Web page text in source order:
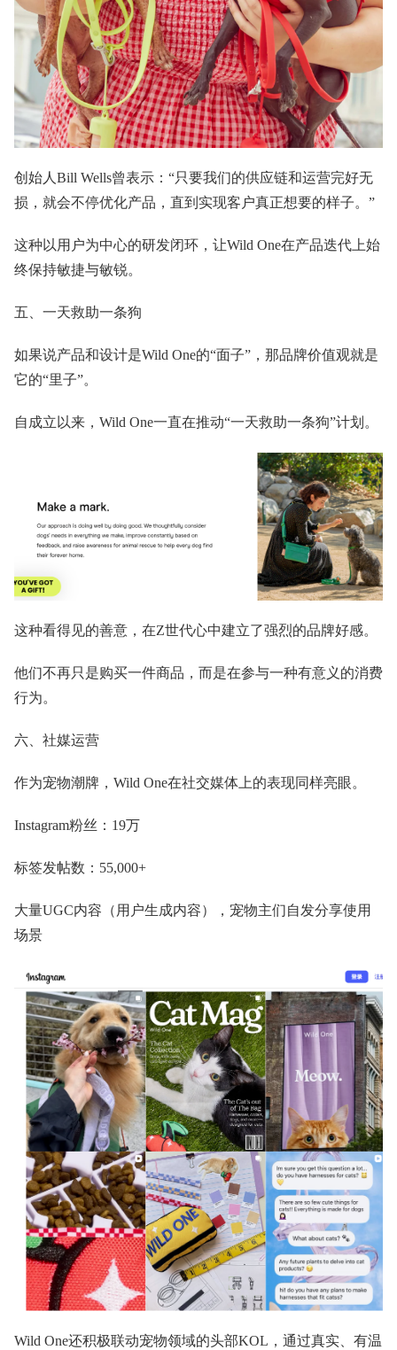
创始人Bill Wells曾表示：“只要我们的供应链和运营完好无
损，就会不停优化产品，直到实现客户真正想要的样子。”
这种以用户为中心的研发闭环，让Wild One在产品迭代上始
终保持敏捷与敏锐。
五、一天救助一条狗
如果说产品和设计是Wild One的“面子”，那品牌价值观就是
它的“里子”。
自成立以来，Wild One一直在推动“一天救助一条狗”计划。
这种看得见的善意，在Z世代心中建立了强烈的品牌好感。
他们不再只是购买一件商品，而是在参与一种有意义的消费
行为。
六、社媒运营
作为宠物潮牌，Wild One在社交媒体上的表现同样亮眼。
Instagram粉丝：19万
标签发帖数：55,000+
大量UGC内容（用户生成内容），宠物主们自发分享使用
场景
Wild One还积极联动宠物领域的头部KOL，通过真实、有温